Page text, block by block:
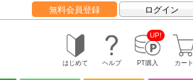
無料会員登録 ログイン
はじめて ヘルプ
UP!
PT購入 カート